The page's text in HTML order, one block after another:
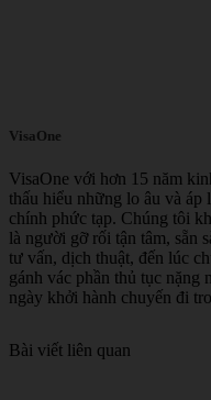
VisaOne
VisaOne với hơn 15 năm
thấu hiểu những lo âu và áp
chính phức tạp. Chúng tôi
là người gỡ rối tận tâm, sẵn
tư vấn, dịch thuật, đến lúc
gánh vác phần thủ tục nặng
ngày khởi hành chuyến đi
Bài viết liên quan